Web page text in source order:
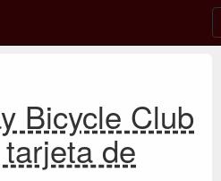
Bicycle Club
de